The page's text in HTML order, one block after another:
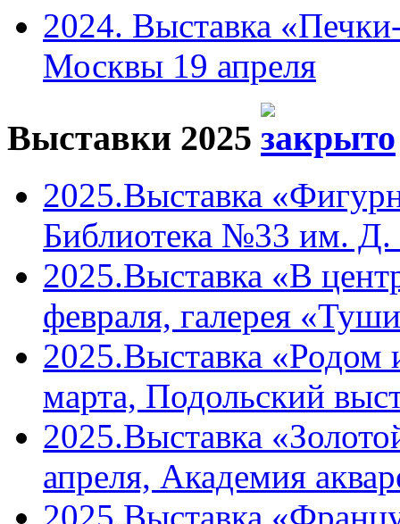
2024. Выставка
Москвы 19 апреля
Выставки 2025
2025.Выставка
Библиотека №33 им.
2025.Выставка «В
февраля, галерея
2025.Выставка
марта, Подольский
2025.Выставка
апреля, Академия